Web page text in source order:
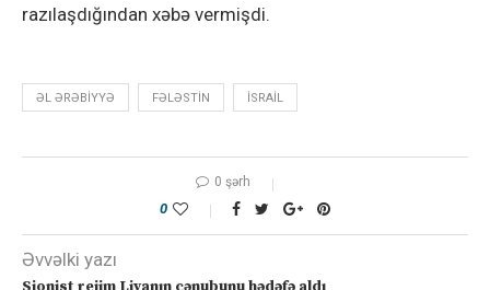
razılaşdığından xəbə vermişdi.
ƏL ƏRƏBIYYƏ FƏLƏSTIN ISRAIL
0 şərh
0
Əvvəlki yazı